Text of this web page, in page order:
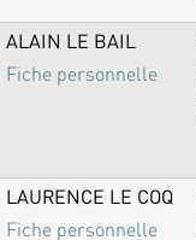
ALAIN LE BAIL
Fiche personnelle
LAURENCE LE COQ
Fiche personnelle